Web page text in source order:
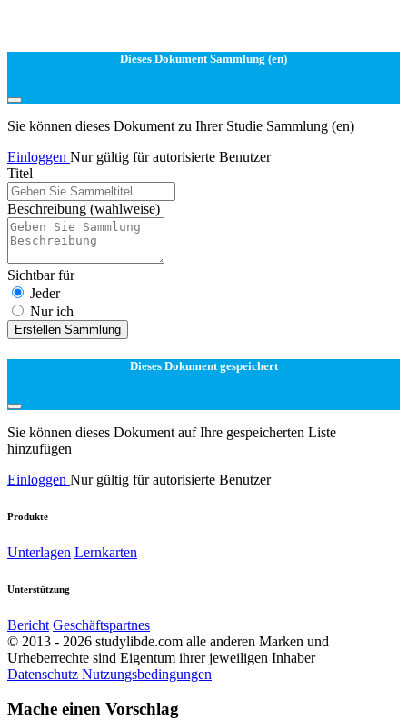
Dieses Dokument Sammlung (en)
Sie können dieses Dokument zu Ihrer Studie Sammlung (en)
Einloggen Nur gültig für autorisierte Benutzer
Titel
Beschreibung (wahlweise)
Sichtbar für
Jeder
Nur ich
Erstellen Sammlung
Dieses Dokument gespeichert
Sie können dieses Dokument auf Ihre gespeicherten Liste
hinzufügen
Einloggen Nur gültig für autorisierte Benutzer
Produkte
Unterlagen Lernkarten
Unterstützung
Bericht Geschäftspartnes
© 2013 - 2026 studylibde.com alle anderen Marken und
Urheberrechte sind Eigentum ihrer jeweiligen Inhaber
Datenschutz Nutzungsbedingungen
Mache einen Vorschlag